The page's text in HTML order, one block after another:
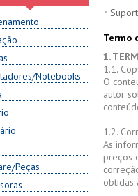
Notebooks
Peças
Termo
1.
1.1.
O
autor
1.2.
As
preços
obtidas